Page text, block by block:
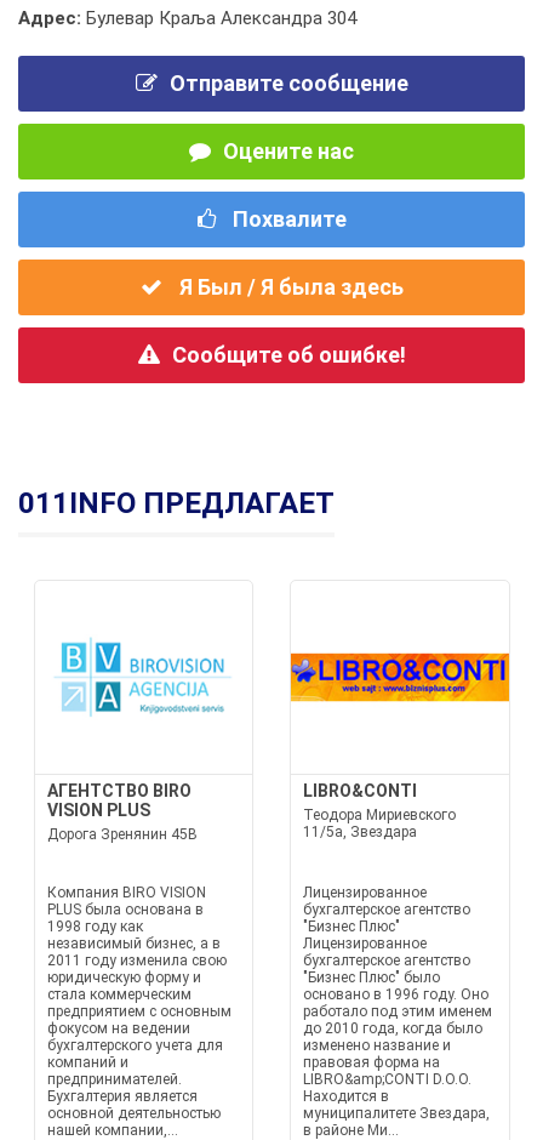
Адрес: Булевар Краља Александра 304
Отправите сообщение
Оцените нас
Похвалите
Я Был / Я была здесь
Сообщите об ошибке!
011INFO ПРЕДЛАГАЕТ
АГЕНТСТВО BIRO
VISION PLUS
Дорога Зренянин 45В
Компания BIRO VISION
PLUS была основана в
1998 году как
независимый бизнес, а в
2011 году изменила свою
юридическую форму и
стала коммерческим
предприятием с основным
фокусом на ведении
бухгалтерского учета для
компаний и
предпринимателей.
Бухгалтерия является
основной деятельностью
нашей компании,...
LIBRO&CONTI
Теодора Мириевского
11/5а, Звездара
Лицензированное
бухгалтерское агентство
"Бизнес Плюс"
Лицензированное
бухгалтерское агентство
"Бизнес Плюс" было
основано в 1996 году. Оно
работало под этим именем
до 2010 года, когда было
изменено название и
правовая форма на
LIBRO&amp;CONTI D.O.O.
Находится в
муниципалитете Звездара,
в районе Ми...